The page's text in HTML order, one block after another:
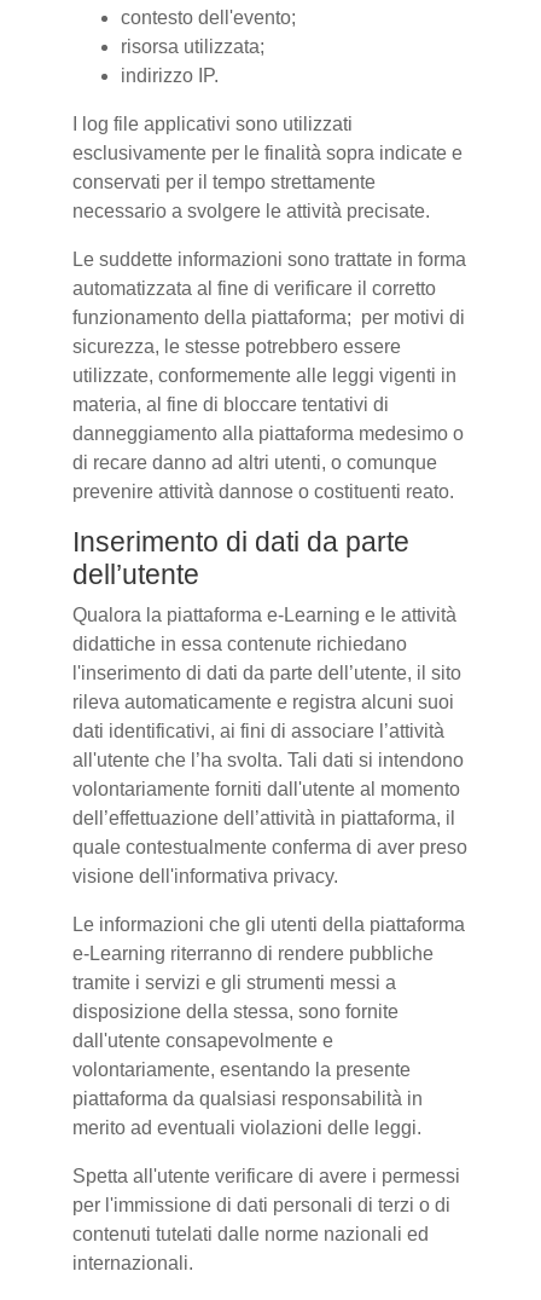
contesto dell'evento;
risorsa utilizzata;
indirizzo IP.
I log file applicativi sono utilizzati
esclusivamente per le finalità sopra indicate e
conservati per il tempo strettamente
necessario a svolgere le attività precisate.
Le suddette informazioni sono trattate in forma
automatizzata al fine di verificare il corretto
funzionamento della piattaforma; per motivi di
sicurezza, le stesse potrebbero essere
utilizzate, conformemente alle leggi vigenti in
materia, al fine di bloccare tentativi di
danneggiamento alla piattaforma medesimo o
di recare danno ad altri utenti, o comunque
prevenire attività dannose o costituenti reato.
Inserimento di dati da parte
dell’utente
Qualora la piattaforma e-Learning e le attività
didattiche in essa contenute richiedano
l'inserimento di dati da parte dell’utente, il sito
rileva automaticamente e registra alcuni suoi
dati identificativi, ai fini di associare l’attività
all'utente che l’ha svolta. Tali dati si intendono
volontariamente forniti dall'utente al momento
dell’effettuazione dell’attività in piattaforma, il
quale contestualmente conferma di aver preso
visione dell'informativa privacy.
Le informazioni che gli utenti della piattaforma
e-Learning riterranno di rendere pubbliche
tramite i servizi e gli strumenti messi a
disposizione della stessa, sono fornite
dall'utente consapevolmente e
volontariamente, esentando la presente
piattaforma da qualsiasi responsabilità in
merito ad eventuali violazioni delle leggi.
Spetta all'utente verificare di avere i permessi
per l'immissione di dati personali di terzi o di
contenuti tutelati dalle norme nazionali ed
internazionali.